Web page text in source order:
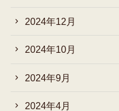
2024年12月
2024年10月
2024年9月
2024年4月